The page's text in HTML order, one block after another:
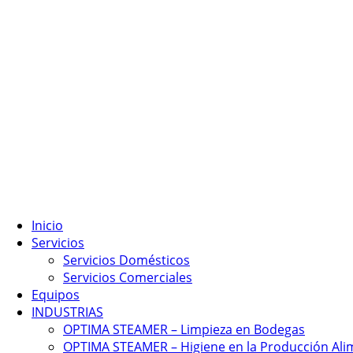
Inicio
Servicios
Servicios Domésticos
Servicios Comerciales
Equipos
INDUSTRIAS
OPTIMA STEAMER – Limpieza en Bodegas
OPTIMA STEAMER – Higiene en la Producción